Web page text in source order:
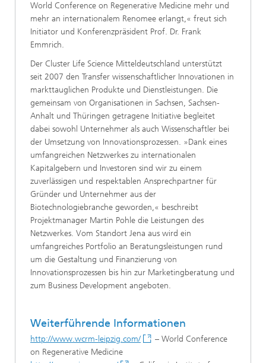
World Conference on Regenerative Medicine mehr und
mehr an internationalem Renomee erlangt,« freut sich
Initiator und Konferenzpräsident Prof. Dr. Frank
Emmrich.
Der Cluster Life Science Mitteldeutschland unterstützt
seit 2007 den Transfer wissenschaftlicher Innovationen in
markttauglichen Produkte und Dienstleistungen. Die
gemeinsam von Organisationen in Sachsen, Sachsen-
Anhalt und Thüringen getragene Initiative begleitet
dabei sowohl Unternehmer als auch Wissenschaftler bei
der Umsetzung von Innovationsprozessen. »Dank eines
umfangreichen Netzwerkes zu internationalen
Kapitalgebern und Investoren sind wir zu einem
zuverlässigen und respektablen Ansprechpartner für
Gründer und Unternehmer aus der
Biotechnologiebranche geworden,« beschreibt
Projektmanager Martin Pohle die Leistungen des
Netzwerkes. Vom Standort Jena aus wird ein
umfangreiches Portfolio an Beratungsleistungen rund
um die Gestaltung und Finanzierung von
Innovationsprozessen bis hin zur Marketingberatung und
zum Business Development angeboten.
Weiterführende Informationen
http://www.wcrm-leipzig.com/
– World Conference
on Regenerative Medicine